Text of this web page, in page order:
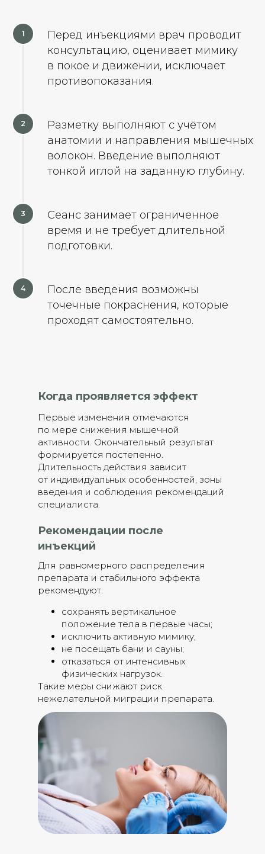
Перед инъекциями врач проводит
консультацию, оценивает мимику
в покое и движении, исключает
противопоказания.
Разметку выполняют с учётом
анатомии и направления мышечных
волокон. Введение выполняют
тонкой иглой на заданную глубину.
Сеанс занимает ограниченное
время и не требует длительной
подготовки.
После введения возможны
точечные покраснения, которые
проходят самостоятельно.
Первые изменения отмечаются
по мере снижения мышечной
активности. Окончательный результат
формируется постепенно.
Длительность действия зависит
от индивидуальных особенностей, зоны
введения и соблюдения рекомендаций
специалиста.
Когда проявляется эффект
Для равномерного распределения
препарата и стабильного эффекта
рекомендуют:
сохранять вертикальное
положение тела в первые часы;
исключить активную мимику;
не посещать бани и сауны;
отказаться от интенсивных
физических нагрузок.
Такие меры снижают риск
нежелательной миграции препарата.
Рекомендации после
инъекций